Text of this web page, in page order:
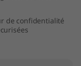
de confidentialité